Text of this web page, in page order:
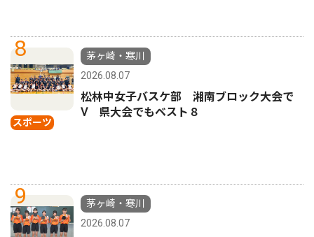
8
スポーツ
茅ヶ崎・寒川
2026.08.07
松林中女子バスケ部 湘南ブロック大会で
Ⅴ 県大会でもベスト８
9
茅ヶ崎・寒川
2026.08.07